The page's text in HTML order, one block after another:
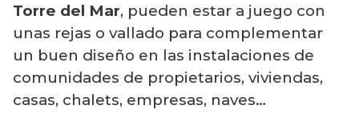
Torre del Mar, pueden estar a juego con
unas rejas o vallado para complementar
un buen diseño en las instalaciones de
comunidades de propietarios, viviendas,
casas, chalets, empresas, naves…